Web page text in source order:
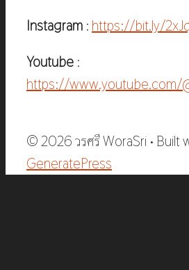
Instagram : https://bit.ly/
Youtube :
https://www.youtube.com/
© 2026 วรศรี WoraSri • Built
GeneratePress